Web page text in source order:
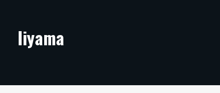
ARTIKKELIT
TECHBBS
Iiyama